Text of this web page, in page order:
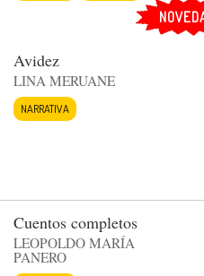
Avidez
LINA MERUANE
NARRATIVA
Cuentos completos
LEOPOLDO MARÍA
PANERO